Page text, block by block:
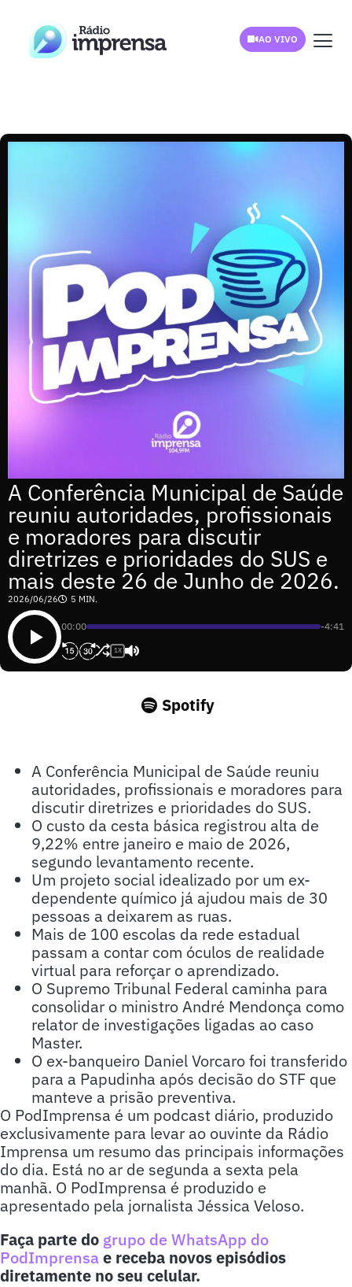
AO VIVO
A Conferência Municipal de Saúde
reuniu autoridades, profissionais
e moradores para discutir
diretrizes e prioridades do SUS e
mais deste 26 de Junho de 2026.
2026/06/26 5 MIN.
00:00 -4:41
1X
Spotify
A Conferência Municipal de Saúde reuniu
autoridades, profissionais e moradores para
discutir diretrizes e prioridades do SUS.
O custo da cesta básica registrou alta de
9,22% entre janeiro e maio de 2026,
segundo levantamento recente.
Um projeto social idealizado por um ex-
dependente químico já ajudou mais de 30
pessoas a deixarem as ruas.
Mais de 100 escolas da rede estadual
passam a contar com óculos de realidade
virtual para reforçar o aprendizado.
O Supremo Tribunal Federal caminha para
consolidar o ministro André Mendonça como
relator de investigações ligadas ao caso
Master.
O ex-banqueiro Daniel Vorcaro foi transferido
para a Papudinha após decisão do STF que
manteve a prisão preventiva.
O PodImprensa é um podcast diário, produzido
exclusivamente para levar ao ouvinte da Rádio
Imprensa um resumo das principais informações
do dia. Está no ar de segunda a sexta pela
manhã. O PodImprensa é produzido e
apresentado pela jornalista Jéssica Veloso.
Faça parte do grupo de WhatsApp do
PodImprensae receba novos episódios
diretamente no seu celular.